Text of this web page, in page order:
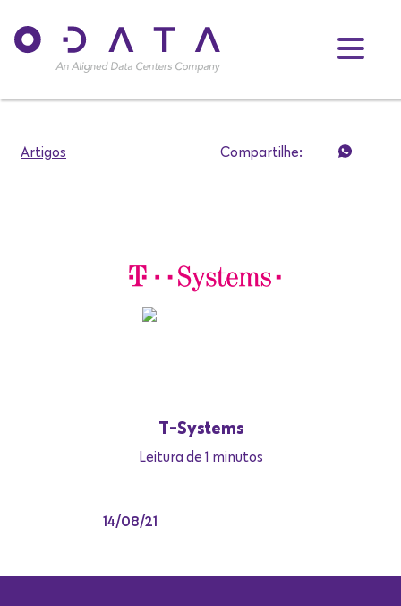
Artigos Compartilhe:
T-Systems
Leitura de 1 minutos
14/08/21